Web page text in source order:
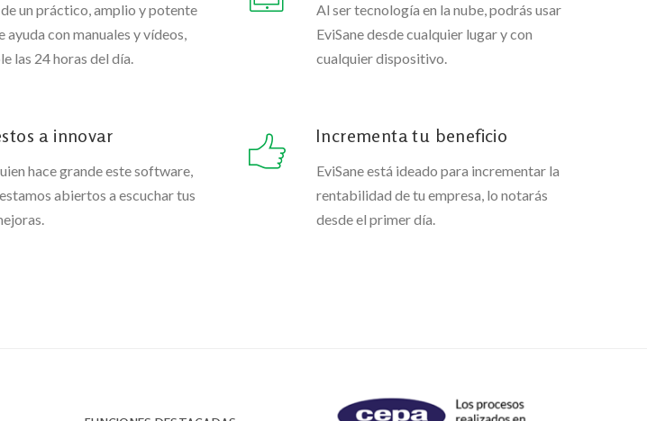
un práctico, amplio y potente
ayuda con manuales y vídeos,
las 24 horas del día.
Al ser tecnología en la nube, podrás usar
EviSane desde cualquier lugar y con
cualquier dispositivo.
a innovar
hace grande este software,
abiertos a escuchar tus
Incrementa tu beneficio
EviSane está ideado para incrementar la
rentabilidad de tu empresa, lo notarás
desde el primer día.